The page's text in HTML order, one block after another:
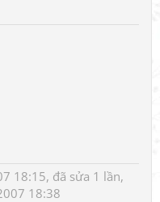
18:15, đã sửa 1 lần,
18:38